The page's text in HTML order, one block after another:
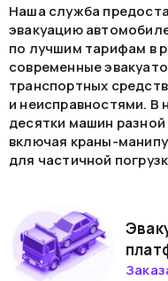
Наша служба
эвакуацию
по лучшим тарифам в
современные
транспортных
и неисправностями. В
десятки машин
включая краны-
для частичной